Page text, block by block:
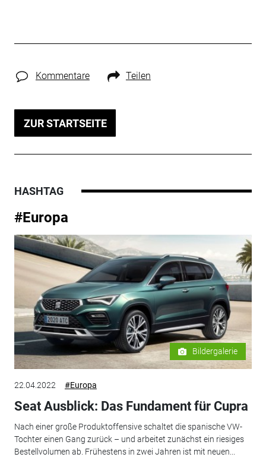
Kommentare Teilen
ZUR STARTSEITE
HASHTAG
#Europa
Bildergalerie
22.04.2022 #Europa
Seat Ausblick: Das Fundament für Cupra
Nach einer große Produktoffensive schaltet die spanische VW-
Tochter einen Gang zurück – und arbeitet zunächst ein riesiges
Bestellvolumen ab. Frühestens in zwei Jahren ist mit neuen...